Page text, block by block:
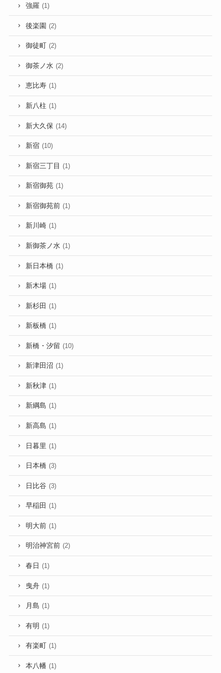
強羅 (1)
後楽園 (2)
御徒町 (2)
御茶ノ水 (2)
恵比寿 (1)
新八柱 (1)
新大久保 (14)
新宿 (10)
新宿三丁目 (1)
新宿御苑 (1)
新宿御苑前 (1)
新川崎 (1)
新御茶ノ水 (1)
新日本橋 (1)
新木場 (1)
新杉田 (1)
新板橋 (1)
新橋・汐留 (10)
新津田沼 (1)
新秋津 (1)
新綱島 (1)
新高島 (1)
日暮里 (1)
日本橋 (3)
日比谷 (3)
早稲田 (1)
明大前 (1)
明治神宮前 (2)
春日 (1)
曳舟 (1)
月島 (1)
有明 (1)
有楽町 (1)
本八幡 (1)